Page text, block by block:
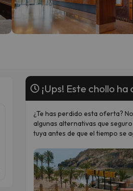
¡Ups! Este chollo
¿Te has perdido esta oferta?
algunas alternativas que seguro
tuya antes de que el tiempo se